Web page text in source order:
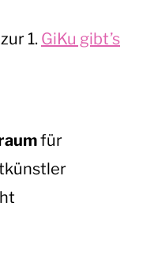
1. GiKu gibt’s
für